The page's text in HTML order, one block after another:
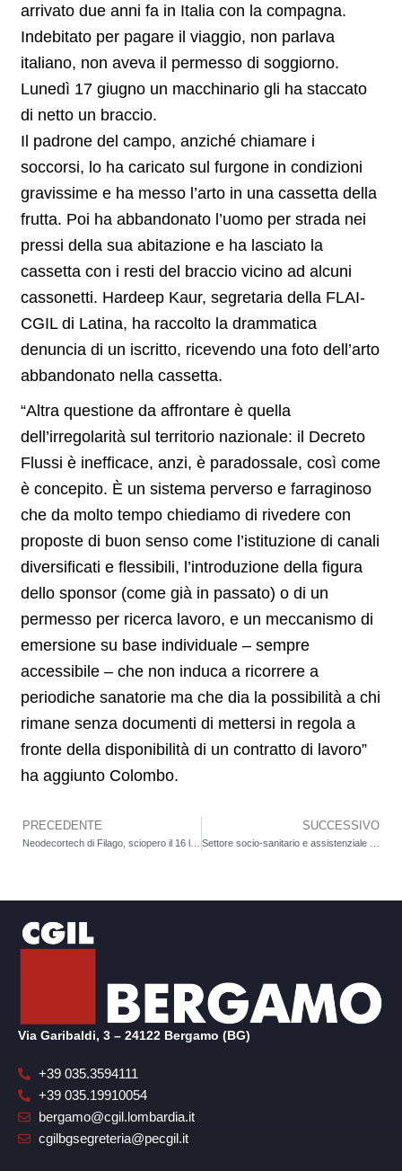
arrivato due anni fa in Italia con la compagna.
Indebitato per pagare il viaggio, non parlava
italiano, non aveva il permesso di soggiorno.
Lunedì 17 giugno un macchinario gli ha staccato
di netto un braccio.
Il padrone del campo, anziché chiamare i
soccorsi, lo ha caricato sul furgone in condizioni
gravissime e ha messo l’arto in una cassetta della
frutta. Poi ha abbandonato l’uomo per strada nei
pressi della sua abitazione e ha lasciato la
cassetta con i resti del braccio vicino ad alcuni
cassonetti. Hardeep Kaur, segretaria della FLAI-
CGIL di Latina, ha raccolto la drammatica
denuncia di un iscritto, ricevendo una foto dell’arto
abbandonato nella cassetta.
“Altra questione da affrontare è quella
dell’irregolarità sul territorio nazionale: il Decreto
Flussi è inefficace, anzi, è paradossale, così come
è concepito. È un sistema perverso e farraginoso
che da molto tempo chiediamo di rivedere con
proposte di buon senso come l’istituzione di canali
diversificati e flessibili, l’introduzione della figura
dello sponsor (come già in passato) o di un
permesso per ricerca lavoro, e un meccanismo di
emersione su base individuale – sempre
accessibile – che non induca a ricorrere a
periodiche sanatorie ma che dia la possibilità a chi
rimane senza documenti di mettersi in regola a
fronte della disponibilità di un contratto di lavoro”
ha aggiunto Colombo.
Precedente
PRECEDENTE SUCCESSIVO
Via Garibaldi, 3 – 24122 Bergamo (BG)
+39 035.3594111
+39 035.19910054
bergamo@cgil.lombardia.it
cgilbgsegreteria@pecgil.it